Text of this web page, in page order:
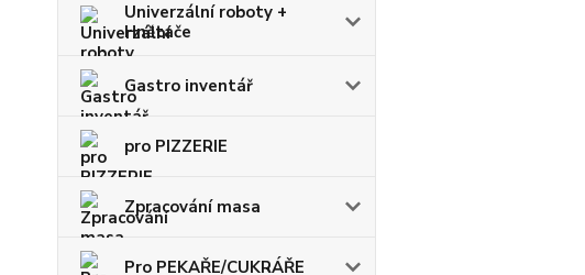
Univerzální roboty +
Hnětače
Gastro inventář
pro PIZZERIE
Zpracování masa
Pro PEKAŘE/CUKRÁŘE